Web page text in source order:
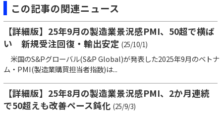
この記事の関連ニュース
【詳細版】25年9月の製造業景況感PMI、50超で横ば
い 新規受注回復・輸出安定 (25/10/1)
米国のS&Pグローバル(S&P Global)が発表した2025年9月のベトナ
ム・PMI(製造業購買担当者指数)は...
【詳細版】25年8月の製造業景況感PMI、2か月連続
で50超えも改善ペース鈍化 (25/9/3)